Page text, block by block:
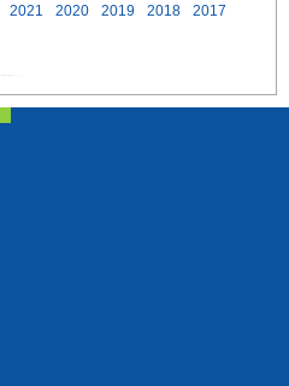
2021 2020 2019 2018
2017